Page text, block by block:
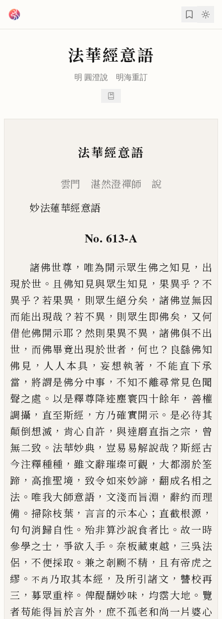
法華經意語
明 圓澄說 明海重訂
法華經意語
雲門 湛然澄禪師 說
妙法蓮華經意語
No. 613-A
諸佛世尊 ， 唯為開示眾生佛之知見 ， 出
現於世 。 且佛知見與眾生知見 ， 果異乎 ？ 不
異乎 ？ 若果異 ， 則眾生絕分矣 ，諸佛豈無因
而能出現哉 ？若不異 ， 則眾生即佛矣 ， 又何
借他佛開示耶 ？ 然則果異不異 ，諸佛俱不出
世 ， 而佛畢竟出現於世者 ，何也 ？ 良繇佛知
佛見 ， 人人本具 ，妄想執著 ，不能直下承
當 ， 將謂是佛分中事 ，不知不離尋常見色聞
聲之處 。 以是釋尊降迹塵寰四十餘年 ， 善權
調攝 ， 直至斯經 ， 方乃確實開示 。 是必待其
顛倒想滅 ， 肯心自許 ，與達磨直指之宗 ， 曾
無二致 。 法華妙典 ， 豈易易解說哉 ？斯經古
今注釋種種 ，雖文辭璀璨可觀 ， 大都溺於筌
蹄 ， 高推聖境 ， 致令如來妙諦 ，翻成名相之
法 。 唯我大師意語 ， 文淺而旨淵 ， 辭約而理
備 。掃除枝葉 ， 言言的示本心 ； 直截根源 ，
句句消歸自性 。 殆非算沙說食者比 。故一時
參學之士 ， 爭欲 入手 。奈板藏東越 ， 三吳法
侶 ，不便採取 。 兼之剞劂不精 ， 且有帝虎之
繆 。 不肖 乃取其本經 ， 及所引諸文 ， 讐校再
三 ， 募眾重梓 。 俾醍醐妙味 ， 均霑大地 。 覽
者苟能得旨於言外 ， 庶不孤老和尚一片婆心